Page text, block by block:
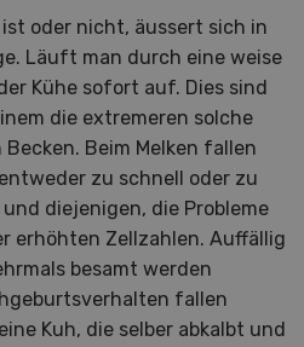
ist oder nicht, äussert sich in
Läuft man durch eine weise
Kühe sofort auf. Dies sind
die extremeren solche
Beim Melken fallen
zu schnell oder zu
diejenigen, die Probleme
erhöhten Zellzahlen. Auffällig
besamt werden
fallen
Kuh, die selber abkalbt und